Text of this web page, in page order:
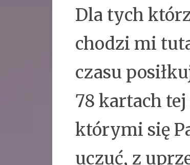
Dla tych
chodzi mi
czasu
78 kartach
którymi się
uczuć, z